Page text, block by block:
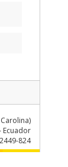
Ecuador
824